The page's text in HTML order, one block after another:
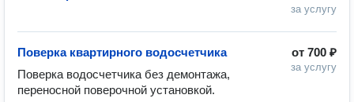
за услугу
от 700 ₽
за услугу
Поверка квартирного водосчетчика
Поверка водосчетчика без демонтажа,
переносной поверочной установкой.